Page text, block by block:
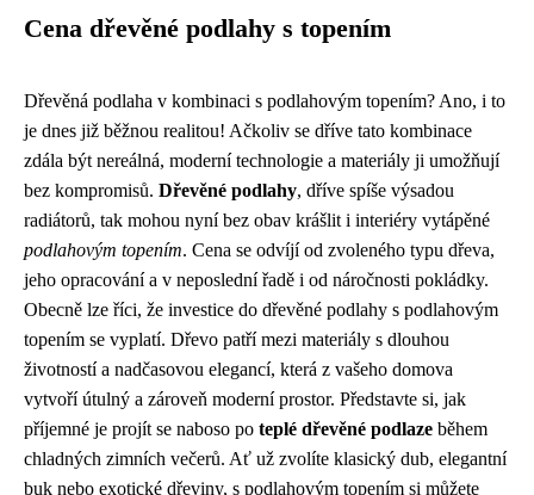
Cena dřevěné podlahy s topením
Dřevěná podlaha v kombinaci s podlahovým topením? Ano, i to
je dnes již běžnou realitou! Ačkoliv se dříve tato kombinace
zdála být nereálná, moderní technologie a materiály ji umožňují
bez kompromisů. Dřevěné podlahy, dříve spíše výsadou
radiátorů, tak mohou nyní bez obav krášlit i interiéry vytápěné
podlahovým topením. Cena se odvíjí od zvoleného typu dřeva,
jeho opracování a v neposlední řadě i od náročnosti pokládky.
Obecně lze říci, že investice do dřevěné podlahy s podlahovým
topením se vyplatí. Dřevo patří mezi materiály s dlouhou
životností a nadčasovou elegancí, která z vašeho domova
vytvoří útulný a zároveň moderní prostor. Představte si, jak
příjemné je projít se naboso po teplé dřevěné podlaze během
chladných zimních večerů. Ať už zvolíte klasický dub, elegantní
buk nebo exotické dřeviny, s podlahovým topením si můžete